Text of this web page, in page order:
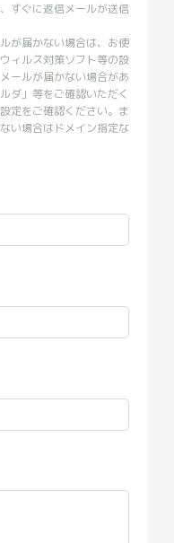
すぐに返信メールが送信
が届かない場合は、お使
ィルス対策ソフト等の設
ールが届かない場合があ
ダ」等をご確認いただく
定をご確認ください。ま
い場合はドメイン指定な